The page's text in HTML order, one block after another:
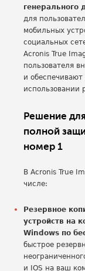
генерального
для
мобильных
социальных
Acronis True
пользователя
и
использовании
Решение
полной
номер 1
В Acronis True
числе:
Резервное
устройств на
Windows по
быстрое
и IOS на ваш